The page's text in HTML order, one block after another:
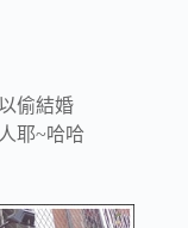
偷結婚
耶~哈哈